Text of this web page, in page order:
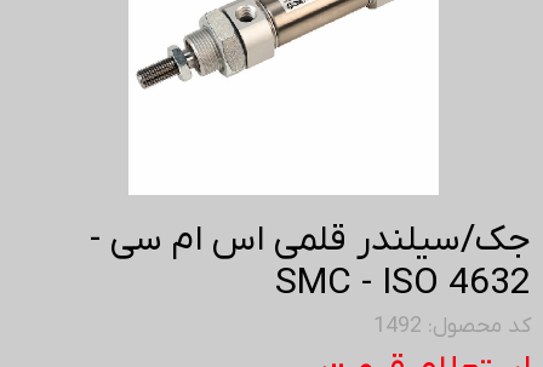
جک/سیلندر قلمی اس ام سی -
SMC - ISO 4632
کد محصول: 1492